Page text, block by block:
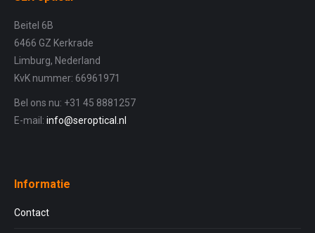
Beitel 6B
6466 GZ Kerkrade
Limburg, Nederland
KvK nummer: 66961971
Bel ons nu: +31 45 8881257
E-mail: info@seroptical.nl
Informatie
Contact